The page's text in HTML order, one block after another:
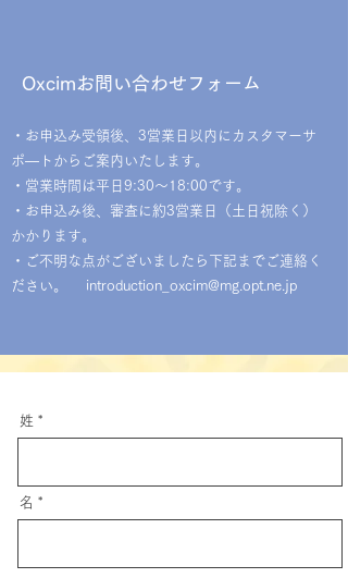
Oxcimお問い合わせフォーム
・お申込み受領後、3営業日以内にカスタマーサ
ポ―トからご案内いたします。
・営業時間は平日9:30～18:00です。
・お申込み後、審査に約3営業日（土日祝除く）
かかります。
・ご不明な点がございましたら下記までご連絡く
ださい。 introduction_oxcim@mg.opt.ne.jp
姓
名